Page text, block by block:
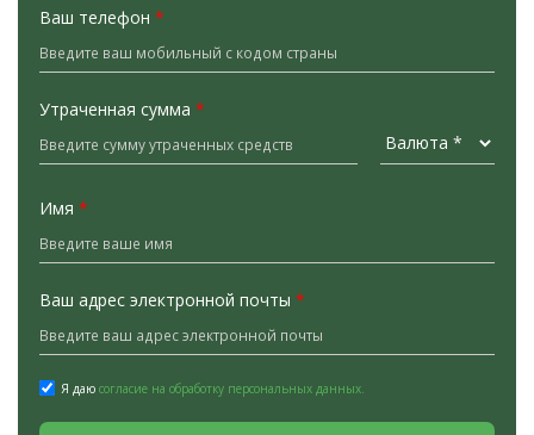
Ваш телефон *
Утраченная сумма *
Имя *
Ваш адрес электронной почты *
Я даю согласие на обработку персональных данных.